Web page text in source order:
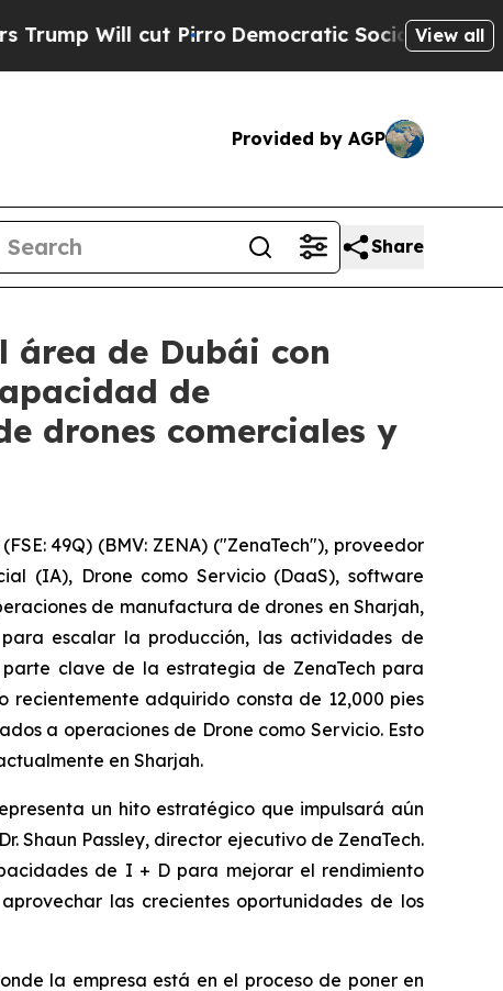
cut PirroDemocratic Socialists of AmericaView all
Provided by AGP
Share
área de Dubái con
de
drones comerciales y
49Q) (BMV: ZENA) ("ZenaTech"), proveedor
(IA), Drone como Servicio (DaaS), software
de manufactura de drones en Sharjah,
escalar la producción, las actividades de
clave de la estrategia de ZenaTech para
adquirido consta de 12,000 pies
a operaciones de Drone como Servicio. Esto
en Sharjah.
un hito estratégico que impulsará aún
Shaun Passley, director ejecutivo de ZenaTech.
de I + D para mejorar el rendimiento
las crecientes oportunidades de los
la empresa está en el proceso de poner en